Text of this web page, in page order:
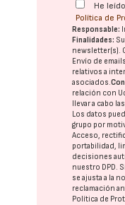
He
Política de
Responsable:
Finalidades:
newsletter(s).
Envío de
relativos a
asociados.
relación con
llevar a cabo
Los datos
grupo por
Acceso,
portabilidad,
decisiones
nuestro DPD.
se ajusta a la
reclamación
Política de